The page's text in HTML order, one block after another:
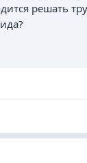
решать